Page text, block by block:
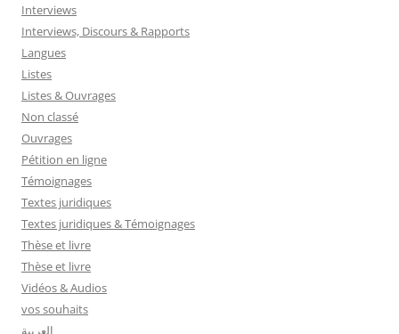
Interviews
Interviews, Discours & Rapports
Langues
Listes
Listes & Ouvrages
Non classé
Ouvrages
Pétition en ligne
Témoignages
Textes juridiques
Textes juridiques & Témoignages
Thèse et livre
Thèse et livre
Vidéos & Audios
vos souhaits
العربية